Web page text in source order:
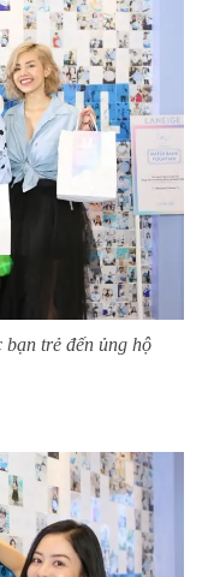
trẻ đến ủng hộ